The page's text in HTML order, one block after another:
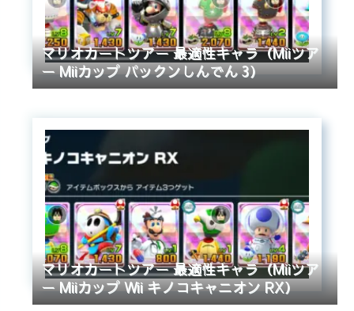
マリオカートツアー 最適性キャラ（Miiツア
ー Miiカップ パックンしんでん 3）
マリオカートツアー 最適性キャラ（Miiツア
ー Miiカップ Wii キノコキャニオン RX）